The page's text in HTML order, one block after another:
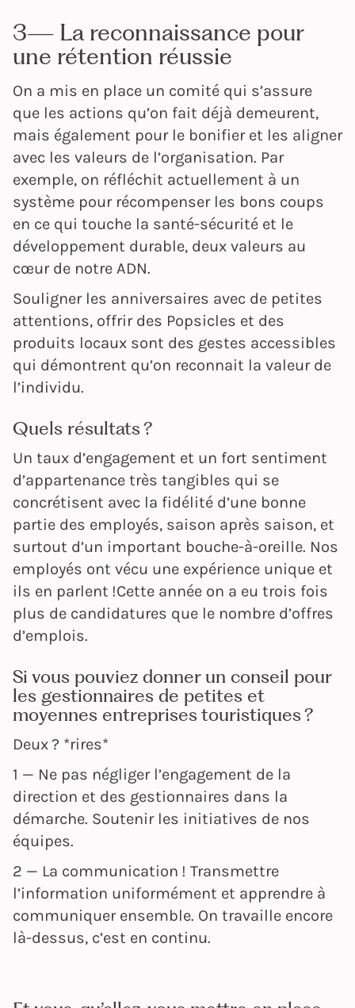
3— La reconnaissance pour
une rétention réussie
On a mis en place un comité qui s’assure
que les actions qu’on fait déjà demeurent,
mais également pour le bonifier et les aligner
avec les valeurs de l’organisation. Par
exemple, on réfléchit actuellement à un
système pour récompenser les bons coups
en ce qui touche la santé-sécurité et le
développement durable, deux valeurs au
cœur de notre ADN.
Souligner les anniversaires avec de petites
attentions, offrir des Popsicles et des
produits locaux sont des gestes accessibles
qui démontrent qu’on reconnait la valeur de
l’individu.
Quels résultats ?
Un taux d’engagement et un fort sentiment
d’appartenance très tangibles qui se
concrétisent avec la fidélité d’une bonne
partie des employés, saison après saison, et
surtout d’un important bouche-à-oreille. Nos
employés ont vécu une expérience unique et
ils en parlent !Cette année on a eu trois fois
plus de candidatures que le nombre d’offres
d’emplois.
Si vous pouviez donner un conseil pour
les gestionnaires de petites et
moyennes entreprises touristiques ?
Deux ? *rires*
1 — Ne pas négliger l’engagement de la
direction et des gestionnaires dans la
démarche. Soutenir les initiatives de nos
équipes.
2 — La communication ! Transmettre
l’information uniformément et apprendre à
communiquer ensemble. On travaille encore
là-dessus, c’est en continu.